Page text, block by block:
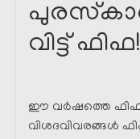
വിട്ട് ഫിഫ!
ഈ വർഷത്തെ ഫിഫ
വിശദവിവരങ്ങൾ